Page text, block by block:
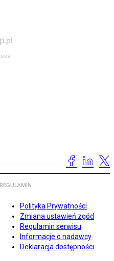
REGULAMIN
Polityka Prywatności
Zmiana ustawień zgód
Regulamin serwisu
Informacje o nadawcy
Deklaracja dostępności